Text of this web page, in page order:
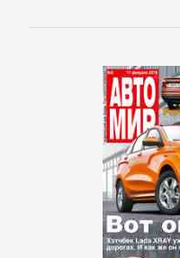
детектив
Политические
детективы
Полицейские
детективы